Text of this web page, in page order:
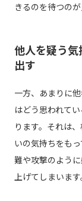
きるのを待つのが
他人を疑う
出す
一方、あまりに
はどう思われて
ります。それは
いの気持ちをも
難や攻撃のよう
上げてしまいます